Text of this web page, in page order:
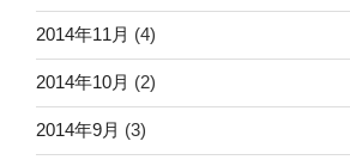
2014年11月 (4)
2014年10月 (2)
2014年9月 (3)